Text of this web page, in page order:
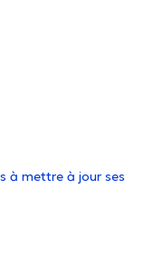
à mettre à jour ses